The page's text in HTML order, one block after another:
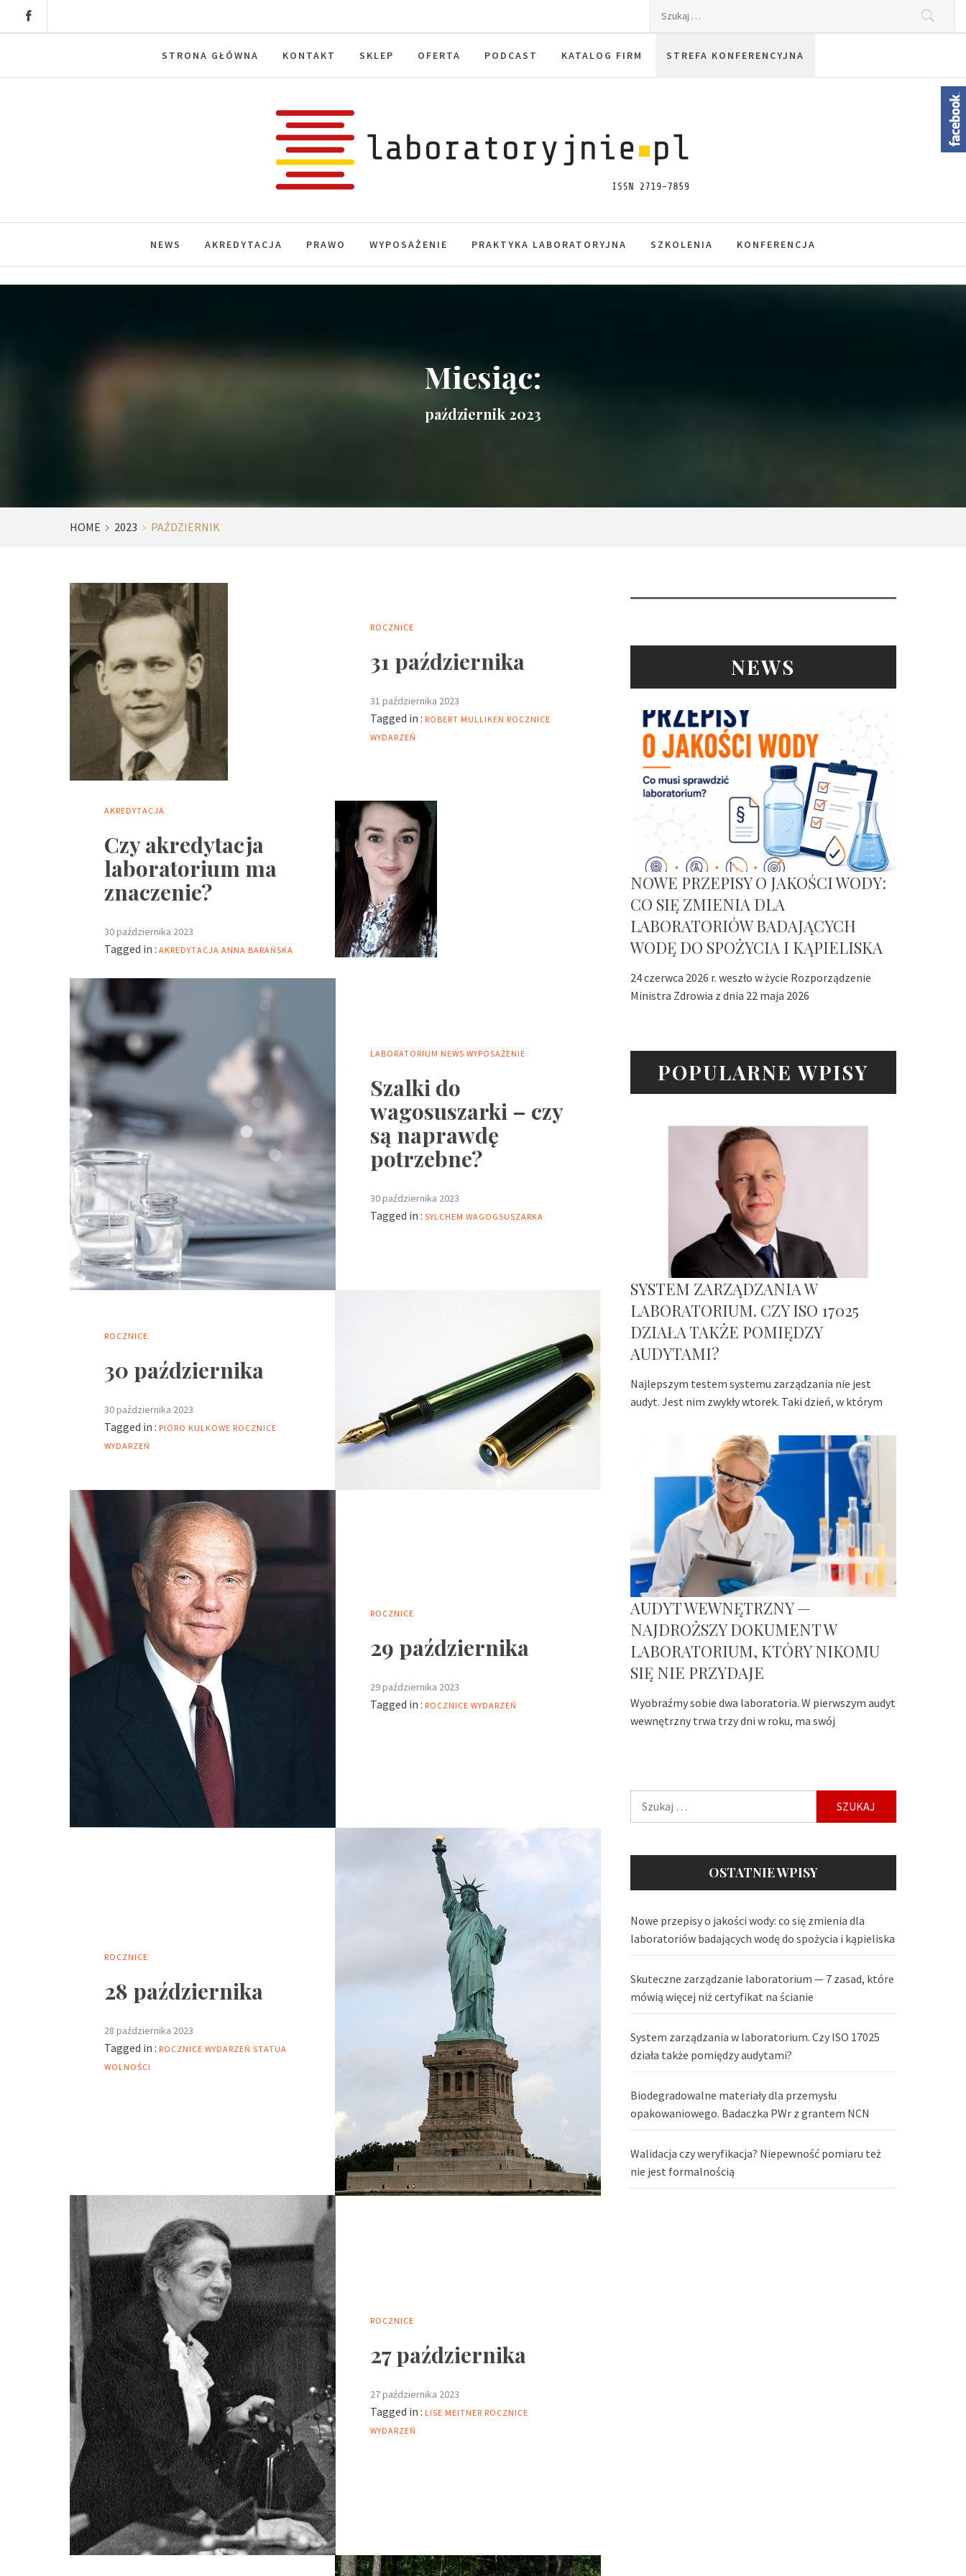
STRONA GŁÓWNA KONTAKT SKLEP OFERTA PODCAST KATALOG FIRM STREFA KONFERENCYJNA
Laboratoryjnie.pl
NEWS AKREDYTACJA PRAWO WYPOSAŻENIE PRAKTYKA LABORATORYJNA SZKOLENIA KONFERENCJA
Miesiąc:
październik 2023
HOME 2023 PAŹDZIERNIK
ROCZNICE
31 października
31 października 2023
Tagged in : ROBERT MULLIKEN ROCZNICE
WYDARZEŃ
AKREDYTACJA
Czy akredytacja
laboratorium ma
znaczenie?
30 października 2023
Tagged in : AKREDYTACJA ANNA BARAŃSKA
LABORATORIUM NEWS WYPOSAŻENIE
Szalki do
wagosuszarki – czy
są naprawdę
potrzebne?
30 października 2023
Tagged in : SYLCHEM WAGOGSUSZARKA
ROCZNICE
30 października
30 października 2023
Tagged in : PIÓRO KULKOWE ROCZNICE
WYDARZEŃ
ROCZNICE
29 października
29 października 2023
Tagged in : ROCZNICE WYDARZEŃ
ROCZNICE
28 października
28 października 2023
Tagged in : ROCZNICE WYDARZEŃ STATUA
WOLNOŚCI
ROCZNICE
27 października
27 października 2023
Tagged in : LISE MEITNER ROCZNICE
WYDARZEŃ
NEWS
NOWE PRZEPISY O JAKOŚCI WODY:
CO SIĘ ZMIENIA DLA
LABORATORIÓW BADAJĄCYCH
WODĘ DO SPOŻYCIA I KĄPIELISKA
24 czerwca 2026 r. weszło w życie Rozporządzenie
Ministra Zdrowia z dnia 22 maja 2026
POPULARNE WPISY
SYSTEM ZARZĄDZANIA W
LABORATORIUM. CZY ISO 17025
DZIAŁA TAKŻE POMIĘDZY
AUDYTAMI?
Najlepszym testem systemu zarządzania nie jest
audyt. Jest nim zwykły wtorek. Taki dzień, w którym
AUDYT WEWNĘTRZNY —
NAJDROŻSZY DOKUMENT W
LABORATORIUM, KTÓRY NIKOMU
SIĘ NIE PRZYDAJE
Wyobraźmy sobie dwa laboratoria. W pierwszym audyt
wewnętrzny trwa trzy dni w roku, ma swój
OSTATNIE WPISY
Nowe przepisy o jakości wody: co się zmienia dla
laboratoriów badających wodę do spożycia i kąpieliska
Skuteczne zarządzanie laboratorium — 7 zasad, które
mówią więcej niż certyfikat na ścianie
System zarządzania w laboratorium. Czy ISO 17025
działa także pomiędzy audytami?
Biodegradowalne materiały dla przemysłu
opakowaniowego. Badaczka PWr z grantem NCN
Walidacja czy weryfikacja? Niepewność pomiaru też
nie jest formalnością